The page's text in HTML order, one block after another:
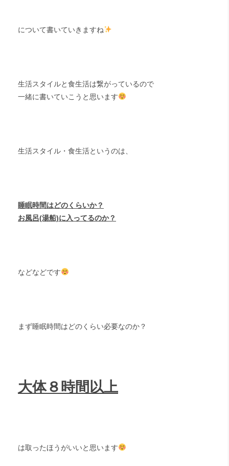
について書いていきますね
生活スタイルと食生活は繋がっているので
一緒に書いていこうと思います
生活スタイル・食生活というのは、
睡眠時間はどのくらいか？
お風呂(湯船)に入ってるのか？
などなどです
まず睡眠時間はどのくらい必要なのか？
大体８時間以上
は取ったほうがいいと思います